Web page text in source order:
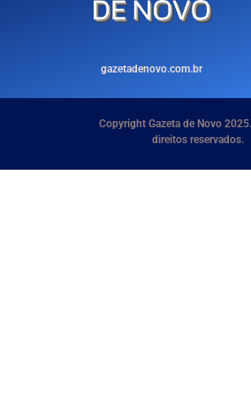
gazetadenovo.com.br
Copyright Gazeta de Novo
direitos reservados.